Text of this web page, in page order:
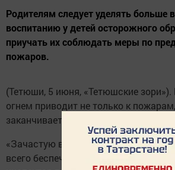
Родителям следует уделять больше
воспитанию у детей осторожного
приучать их соблюдать меры по
пожаров.
(Тетюши, 5 июня, «Тетюшские
огнем приводит не только к
заканчивается трагичес­кими
«Зачастую в возникновении
всего беспечные родители, –